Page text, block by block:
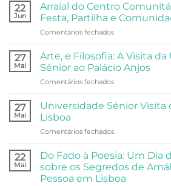
22
Jun
Arraial do Centro
Festa, Partilha e
Comentários fechadosem
do
Centro
Comunitário:
Dois
de
e
27
Mai
Arte, e Filosofia: A Visita
Sénior ao Palácio Anjos
Comentários fechadosem
e
Visita
Universidade
Sénior
27
Mai
Universidade Sénior Visita
Lisboa
Comentários fechadosem
Sénior
Visita
o
Oceanário
22
Mai
Do Fado à Poesia: Um Dia
sobre os Segredos de
Pessoa em Lisboa